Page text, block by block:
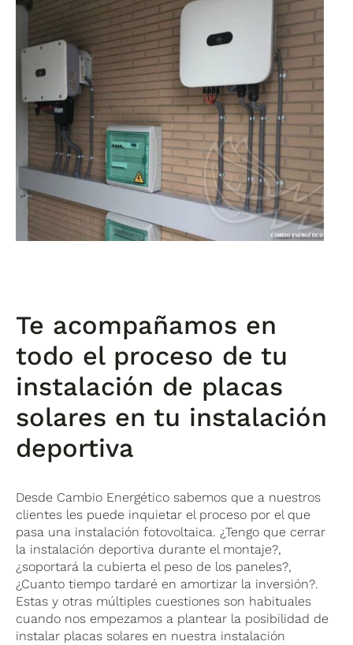
Te acompañamos en
todo el proceso de tu
instalación de placas
solares en tu instalación
deportiva
Desde Cambio Energético sabemos que a nuestros
clientes les puede inquietar el proceso por el que
pasa una instalación fotovoltaica. ¿Tengo que cerrar
la instalación deportiva durante el montaje?,
¿soportará la cubierta el peso de los paneles?,
¿Cuanto tiempo tardaré en amortizar la inversión?.
Estas y otras múltiples cuestiones son habituales
cuando nos empezamos a plantear la posibilidad de
instalar placas solares en nuestra instalación